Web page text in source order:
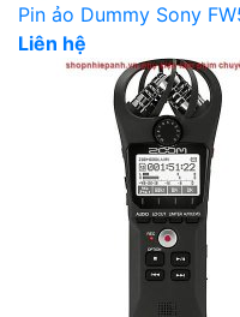
Pin ảo Dummy Sony
Liên hệ